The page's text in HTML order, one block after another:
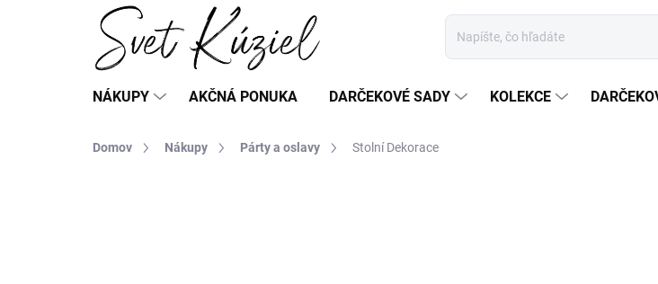
NÁKUPY AKČNÁ PONUKA DARČEKOVÉ SADY KOLEKCE
Domov Nákupy Párty a oslavy Stolní Dekorace